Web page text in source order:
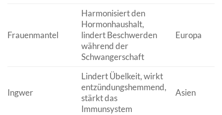
Frauenmantel
Harmonisiert den
Hormonhaushalt,
lindert Beschwerden
während der
Schwangerschaft
Europa
Ingwer
Lindert Übelkeit, wirkt
entzündungshemmend,
stärkt das
Immunsystem
Asien